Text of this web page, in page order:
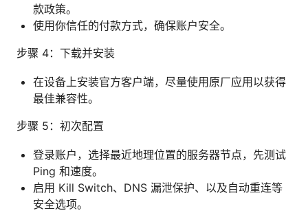
款政策。
使用你信任的付款方式，确保账户安全。
步骤 4：下载并安装
在设备上安装官方客户端，尽量使用原厂应用以获得
最佳兼容性。
步骤 5：初次配置
登录账户，选择最近地理位置的服务器节点，先测试
Ping 和速度。
启用 Kill Switch、DNS 漏泄保护、以及自动重连等
安全选项。